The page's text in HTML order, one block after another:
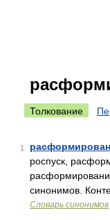
Толкование
1
роспуск,
синонимов.
Словарь синонимов